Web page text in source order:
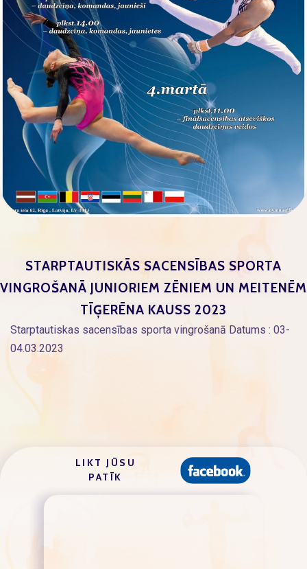
STARPTAUTISKĀS SACENSĪBAS SPORTA
VINGROŠANĀ JUNIORIEM ZĒNIEM UN MEITENĒM
TĪĢERĒNA KAUSS 2023
Starptautiskas sacensības sporta vingrošanā Datums : 03-
04.03.2023
LIKT JŪSU
PATĪK